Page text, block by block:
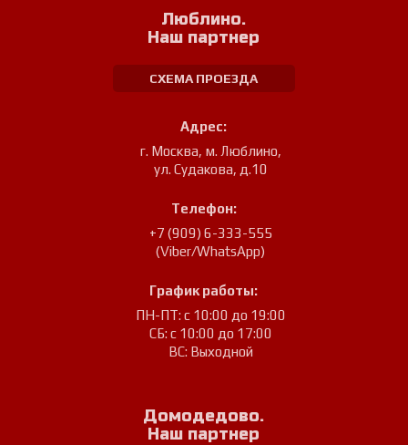
Люблино.
Наш партнер
СХЕМА ПРОЕЗДА
Адрес:
г. Москва, м. Люблино,
ул. Судакова, д.10
Телефон:
+7 (909) 6-333-555
(Viber/WhatsApp)
График работы:
ПН-ПТ: с 10:00 до 19:00
СБ: с 10:00 до 17:00
ВС: Выходной
Домодедово.
Наш партнер